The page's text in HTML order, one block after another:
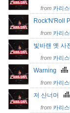
from 카리
Rock'N'Roll
from 카리
빛바랜 옛 사
from 카리
Warning
from 카리
저 산너머
from 카리